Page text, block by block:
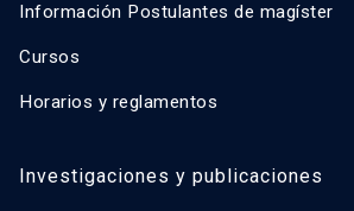
Información Postulantes de magíster
Cursos
Horarios y reglamentos
Investigaciones y publicaciones